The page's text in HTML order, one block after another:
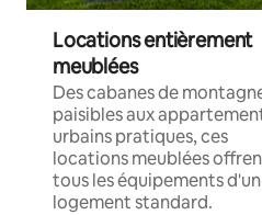
Locations entièrement
meublées
Des cabanes de
paisibles aux
urbains pratiques, ces
locations meublées
tous les équipements d'un
logement standard.